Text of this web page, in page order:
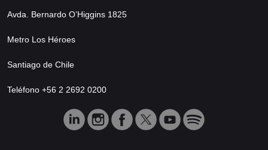
Avda. Bernardo O’Higgins 1825
Metro Los Héroes
Santiago de Chile
Teléfono +56 2 2692 0200